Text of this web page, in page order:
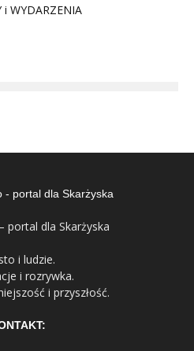
i WYDARZENIA
portal dla Skarżyska
i ludzie.
i rozrywka.
i przyszłość.